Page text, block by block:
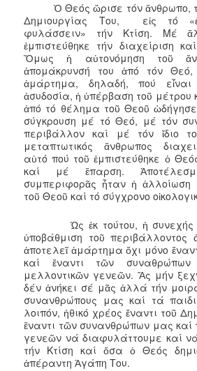
Ὁ Θεός ὥρισε τόν ἄνθρωπο,
Δημιουργίας Του, εἰς τό
φυλάσσειν» τήν Κτίση. Μέ
ἐμπιστεύθηκε τήν διαχείριση
Ὅμως ἡ αὐτονόμηση τοῦ
ἀπομάκρυνσή του ἀπό τόν Θεό,
ἁμάρτημα, δηλαδή, πού
ἀσυδοσία, ἡ ὑπέρβαση τοῦ μέτρου
ἀπό τό θέλημα τοῦ Θεοῦ
σύγκρουση μέ τό Θεό, μέ τόν
περιβάλλον καί μέ τόν ἴδιο
μεταπτωτικός ἄνθρωπος
αὐτό πού τοῦ ἐμπιστεύθηκε ὁ
καί μέ ἔπαρση.
συμπεριφορᾶς ἦταν ἡ ἀλλοίωση
τοῦ Θεοῦ καί τό σύγχρονο
Ὡς ἐκ τούτου, ἡ συνεχής
ὑποβάθμιση τοῦ περιβάλλοντος
ἀποτελεῖ ἁμάρτημα ὄχι μόνο
καί ἔναντι τῶν
μελλοντικῶν γενεῶν. Ἄς μήν
δέν ἀνήκει σέ μᾶς ἀλλά τήν
συνανθρώπους μας καί τά
λοιπόν, ἠθικό χρέος ἔναντι τοῦ
ἔναντι τῶν συνανθρώπων μας καί
γενεῶν νά διαφυλάττουμε καί
τήν Κτίση καί ὅσα ὁ Θεός
ἀπέραντη Ἀγάπη Του.